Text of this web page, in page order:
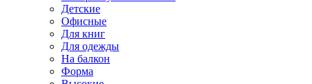
Детские
Офисные
Для книг
Для одежды
На балкон
Форма